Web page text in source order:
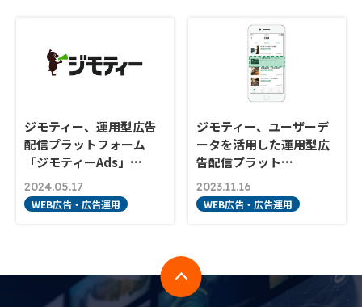
ジモティー、運用型広告
配信プラットフォーム
「ジモティーAds」…
2024.05.17
WEB広告・広告運用
ジモティー、ユーザーデ
ータを活用した運用型広
告配信プラット…
2023.11.16
WEB広告・広告運用